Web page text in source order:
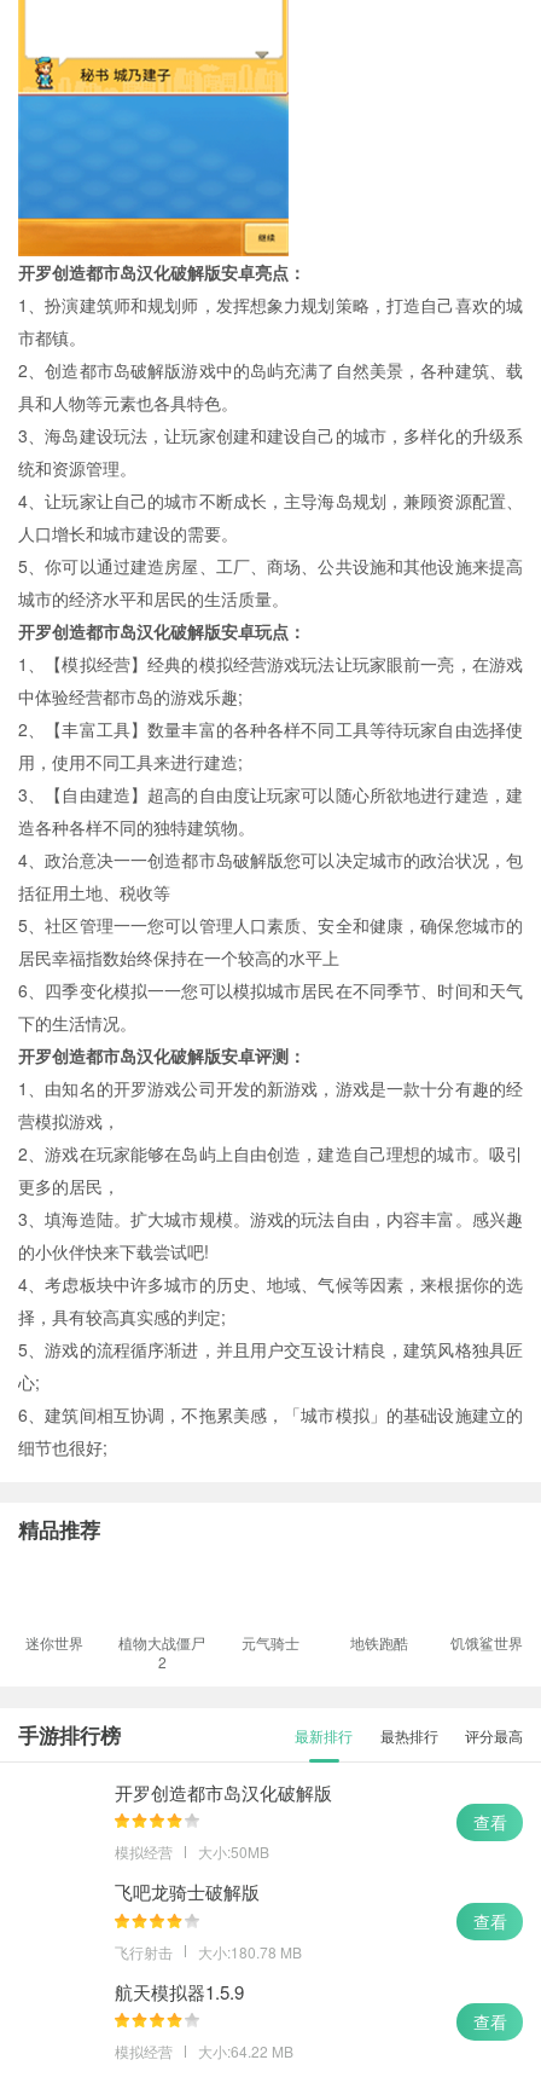
开罗创造都市岛汉化破解版安卓亮点：
1、扮演建筑师和规划师，发挥想象力规划策略，打造自己喜欢的城
市都镇。
2、创造都市岛破解版游戏中的岛屿充满了自然美景，各种建筑、载
具和人物等元素也各具特色。
3、海岛建设玩法，让玩家创建和建设自己的城市，多样化的升级系
统和资源管理。
4、让玩家让自己的城市不断成长，主导海岛规划，兼顾资源配置、
人口增长和城市建设的需要。
5、你可以通过建造房屋、工厂、商场、公共设施和其他设施来提高
城市的经济水平和居民的生活质量。
开罗创造都市岛汉化破解版安卓玩点：
1、【模拟经营】经典的模拟经营游戏玩法让玩家眼前一亮，在游戏
中体验经营都市岛的游戏乐趣;
2、【丰富工具】数量丰富的各种各样不同工具等待玩家自由选择使
用，使用不同工具来进行建造;
3、【自由建造】超高的自由度让玩家可以随心所欲地进行建造，建
造各种各样不同的独特建筑物。
4、政治意决一一创造都市岛破解版您可以决定城市的政治状况，包
括征用土地、税收等
5、社区管理一一您可以管理人口素质、安全和健康，确保您城市的
居民幸福指数始终保持在一个较高的水平上
6、四季变化模拟一一您可以模拟城市居民在不同季节、时间和天气
下的生活情况。
开罗创造都市岛汉化破解版安卓评测：
1、由知名的开罗游戏公司开发的新游戏，游戏是一款十分有趣的经
营模拟游戏，
2、游戏在玩家能够在岛屿上自由创造，建造自己理想的城市。吸引
更多的居民，
3、填海造陆。扩大城市规模。游戏的玩法自由，内容丰富。感兴趣
的小伙伴快来下载尝试吧!
4、考虑板块中许多城市的历史、地域、气候等因素，来根据你的选
择，具有较高真实感的判定;
5、游戏的流程循序渐进，并且用户交互设计精良，建筑风格独具匠
心;
6、建筑间相互协调，不拖累美感，「城市模拟」的基础设施建立的
细节也很好;
精品推荐
迷你世界
植物大战僵尸
2
元气骑士 地铁跑酷 饥饿鲨世界
手游排行榜 最新排行 最热排行 评分最高
开罗创造都市岛汉化破解版
模拟经营 大小:50MB
查看
飞吧龙骑士破解版
飞行射击 大小:180.78 MB
查看
航天模拟器1.5.9
模拟经营 大小:64.22 MB
查看